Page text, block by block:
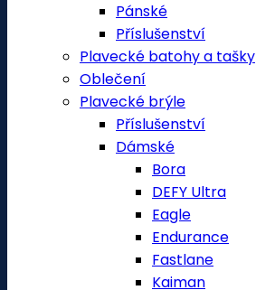
Pánské
Příslušenství
Plavecké batohy a tašky
Oblečení
Plavecké brýle
Příslušenství
Dámské
Bora
DEFY Ultra
Eagle
Endurance
Fastlane
Kaiman